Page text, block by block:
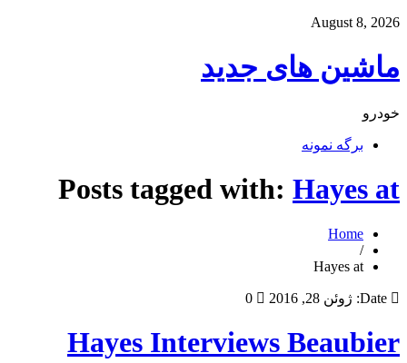
August 8, 2026
ماشین های جدید
خودرو
برگه نمونه
Posts tagged with: Hayes at
Home
/
Hayes at
Date: ژوئن 28, 2016 0
Hayes Interviews Beaubier